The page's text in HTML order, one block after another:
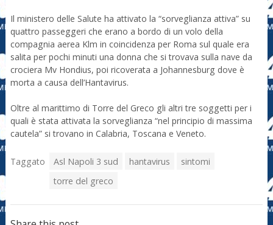
Il ministero delle Salute ha attivato la “sorveglianza attiva” su
quattro passeggeri che erano a bordo di un volo della
compagnia aerea Klm in coincidenza per Roma sul quale era
salita per pochi minuti una donna che si trovava sulla nave da
crociera Mv Hondius, poi ricoverata a Johannesburg dove è
morta a causa dell’Hantavirus.
Oltre al marittimo di Torre del Greco gli altri tre soggetti per i
quali è stata attivata la sorveglianza “nel principio di massima
cautela” si trovano in Calabria, Toscana e Veneto.
Taggato Asl Napoli 3 sud hantavirus
sintomi
torre del greco